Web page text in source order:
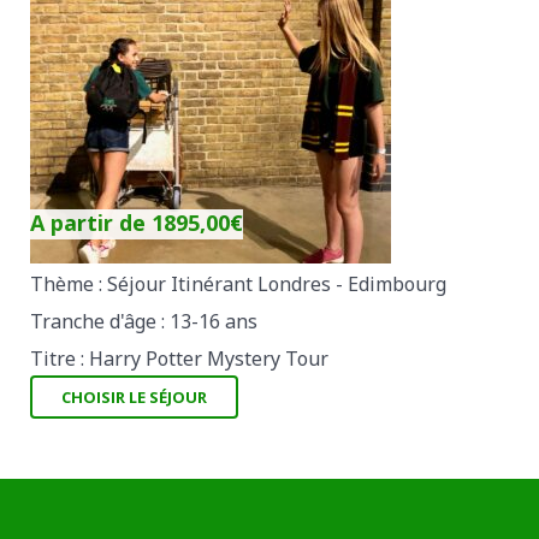
A partir de 1895,00€
Thème : Séjour Itinérant Londres - Edimbourg
Tranche d'âge : 13-16 ans
Titre : Harry Potter Mystery Tour
CHOISIR LE SÉJOUR